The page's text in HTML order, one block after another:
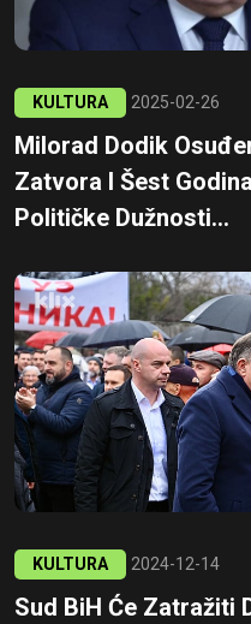
KULTURA 2025-02-26
Milorad Dodik
Zatvora I Šest
Političke Dužnosti...
KULTURA 2024-12-14
Sud BiH Će Zatražiti